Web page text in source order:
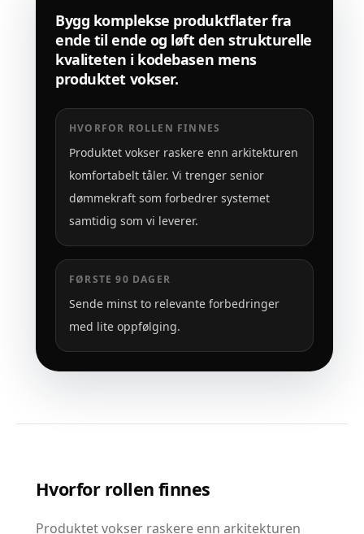
Bygg komplekse produktflater fra
ende til ende og løft den strukturelle
kvaliteten i kodebasen mens
produktet vokser.
HVORFOR ROLLEN FINNES
Produktet vokser raskere enn arkitekturen
komfortabelt tåler. Vi trenger senior
dømmekraft som forbedrer systemet
samtidig som vi leverer.
FØRSTE 90 DAGER
Sende minst to relevante forbedringer
med lite oppfølging.
Hvorfor rollen finnes
Produktet vokser raskere enn arkitekturen